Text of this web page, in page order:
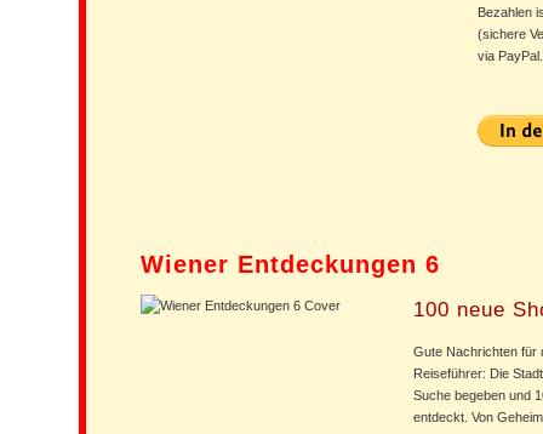
Bezahlen
(sichere
via PayPal.
Wiener Entdeckungen 6
100 neue
Gute Nachrichten für
Reiseführer: Die
Suche begeben und
entdeckt. Von